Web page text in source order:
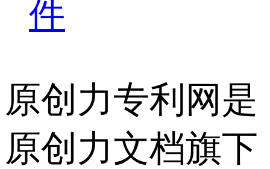
件
原创力专利网是
原创力文档旗下